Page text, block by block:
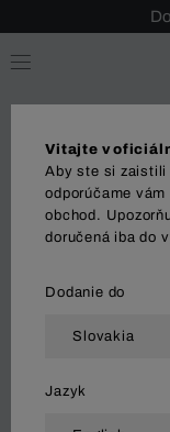
MUŽI OBUV
Vitajte v
Aby ste si zaistili
odporúčame
obchod.
doručená iba do
Dodanie do
Jazyk